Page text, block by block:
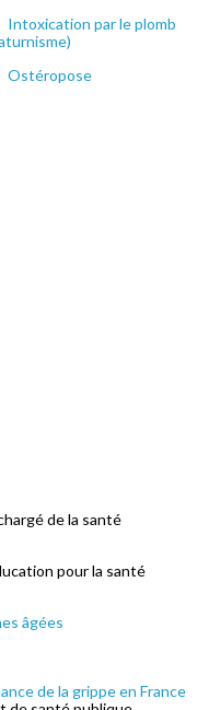
Intoxication par le plomb
Ostéropose
de la santé
pour la santé
âgées
de la grippe en France